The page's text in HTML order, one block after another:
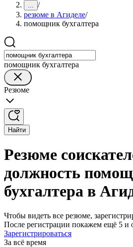
... /
резюме в Агиделе/
помощник бухгалтера
помощник бухгалтера
Резюме
Найти
Резюме
должность
бухгалтера в
Чтобы видеть все резюме,
После регистрации покажем ещё 5 и
Зарегистрироваться
За всё время